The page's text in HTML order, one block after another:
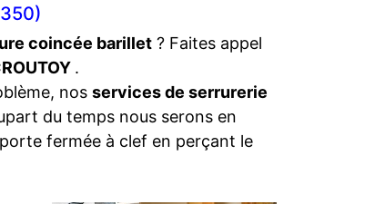
coincée barillet ? Faites appel
.
nos services de serrurerie
du temps nous serons en
fermée à clef en perçant le